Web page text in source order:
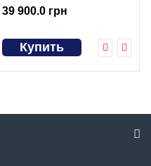
39 900.0 грн
Купить